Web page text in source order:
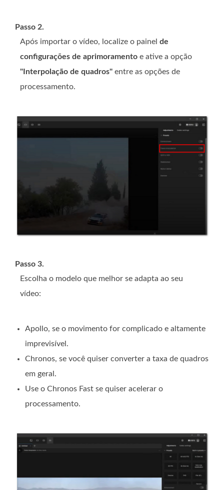
Passo 2.
Após importar o vídeo, localize o painel de
configurações de aprimoramento e ative a opção
"Interpolação de quadros" entre as opções de
processamento.
Passo 3.
Escolha o modelo que melhor se adapta ao seu
vídeo:
Apollo, se o movimento for complicado e altamente
imprevisível.
Chronos, se você quiser converter a taxa de quadros
em geral.
Use o Chronos Fast se quiser acelerar o
processamento.